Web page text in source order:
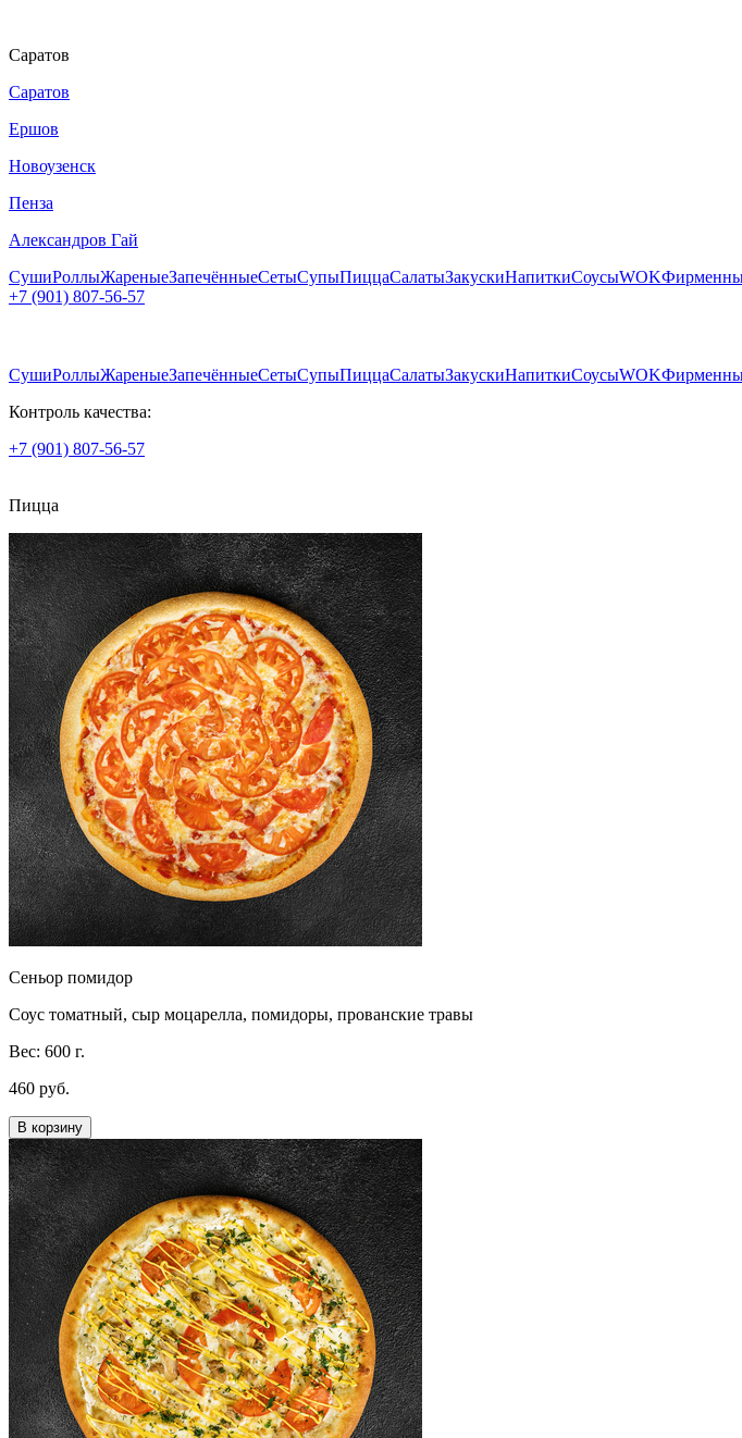
Саратов
Саратов
Ершов
Новоузенск
Пенза
Александров Гай
СушиРоллыЖареныеЗапечённыеСетыСупыПиццаСалатыЗакускиНапиткиСоусыWOK
+7 (901) 807-56-57
СушиРоллыЖареныеЗапечённыеСетыСупыПиццаСалатыЗакускиНапиткиСоусыWOK
Контроль качества:
+7 (901) 807-56-57
Пицца
Сеньор помидор
Соус томатный, сыр моцарелла, помидоры, прованские травы
Вес: 600 г.
460 руб.
В корзину